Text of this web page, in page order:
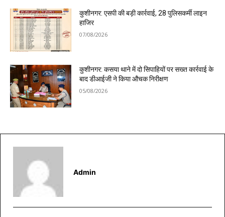
कुशीनगर: एसपी की बड़ी कार्रवाई, 28 पुलिसकर्मी लाइन
हाजिर
07/08/2026
कुशीनगर: कसया थाने में दो सिपाहियों पर सख्त कार्रवाई के
बाद डीआईजी ने किया औचक निरीक्षण
05/08/2026
Admin